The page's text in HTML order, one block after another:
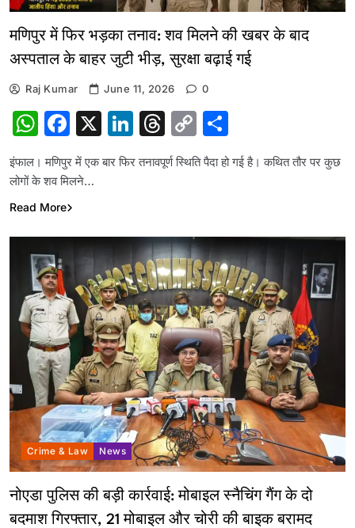
मणिपुर में फिर भड़का तनाव: शव मिलने की खबर के बाद
अस्पताल के बाहर जुटी भीड़, सुरक्षा बढ़ाई गई
Raj Kumar June 11, 2026 0
WhatsApp
Facebook
X LinkedIn
Threads
Copy
Link
इंफाल। मणिपुर में एक बार फिर तनावपूर्ण स्थिति पैदा हो गई है। कथित तौर पर कुछ
लोगों के शव मिलने…
Read More
Crime & Law News
नोएडा पुलिस की बड़ी कार्रवाई: मोबाइल स्नैचिंग गैंग के दो
बदमाश गिरफ्तार, 21 मोबाइल और चोरी की बाइक बरामद